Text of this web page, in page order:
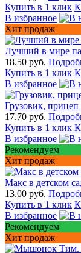
Купить в 1 клик
В избранное
Хит продаж
Лучший в мире
18.50 руб.
Купить в 1 клик
В избранное
Грузовик, прицеп
17.70 руб.
Купить в 1 клик
В избранное
Рекомендуем
Хит продаж
Макс в детском
13.00 руб.
Купить в 1 клик
В избранное
Рекомендуем
Хит продаж